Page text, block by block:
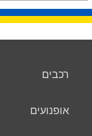
רכבים
אופנועים